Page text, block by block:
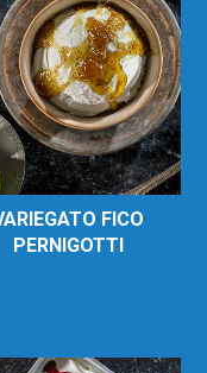
FICO
PERNIGOTTI